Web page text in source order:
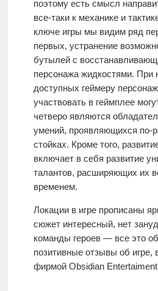
поэтому есть смысл
все-таки к механике и
ключе игры мы видим ряд
первых, устранение
бутылей с
персонажа жидкостями. При
доступных геймеру
участвовать в геймплее
четверо являются
умений, проявляющихся по-
стойках. Кроме того,
включает в себя развитие
талантов, расширяющих их
временем.
Локации в игре прописаны
сюжет интересный, нет
команды героев — все это
позитивные отзывы об игре,
фирмой Obsidian